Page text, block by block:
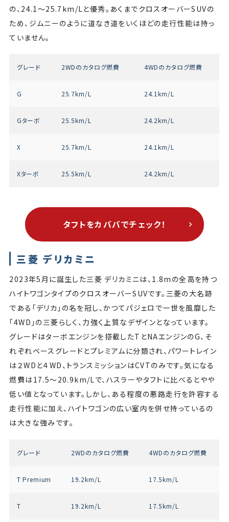
の、24.1〜25.7km/Lと優秀。あくまでクロスオーバーSUVの
ため、ジムニーのように道なき道をいくほどの走行性能は持っ
ていません。
グレード 2WDのカタログ燃費 4WDのカタログ燃費
G 25.7km/L 24.1km/L
Gターボ 25.5km/L 24.2km/L
X 25.7km/L 24.1km/L
Xターボ 25.5km/L 24.2km/L
タフトをカババでチェック！
三菱 デリカミニ
2023年5月に誕生した三菱 デリカミニは、1.8mの全高を持つ
ハイトワゴンタイプのクロスオーバーSUVです。三菱の大名跡
である「デリカ」の名を冠し、かつてパジェロで一世を風靡した
「4WD」の三菱らしく、力強く上質なデザインとなっています。
グレードはターボエンジンを搭載したTとNAエンジンのG、そ
れぞれベースグレードとプレミアムに分類され、パワートレイン
は２WDと４WD、トランスミッションはCVTのみです。気になる
燃費は17.5〜20.9km/Lで、ハスラーやタフトに比べるとやや
低い値となっています。しかし、ある程度の悪路走行を許容する
走行性能に加え、ハイトワゴンの広い室内を併せ持っているの
は大きな強みです。
グレード 2WDのカタログ燃費 4WDのカタログ燃費
T Premium 19.2km/L 17.5km/L
T 19.2km/L 17.5km/L